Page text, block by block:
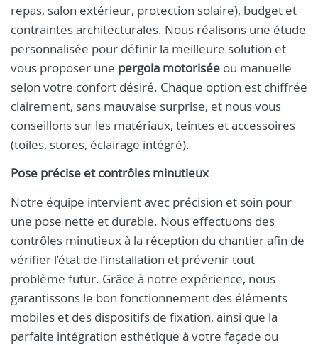
repas, salon extérieur, protection solaire), budget et
contraintes architecturales. Nous réalisons une étude
personnalisée pour définir la meilleure solution et
vous proposer une pergola motorisée ou manuelle
selon votre confort désiré. Chaque option est chiffrée
clairement, sans mauvaise surprise, et nous vous
conseillons sur les matériaux, teintes et accessoires
(toiles, stores, éclairage intégré).
Pose précise et contrôles minutieux
Notre équipe intervient avec précision et soin pour
une pose nette et durable. Nous effectuons des
contrôles minutieux à la réception du chantier afin de
vérifier l’état de l’installation et prévenir tout
problème futur. Grâce à notre expérience, nous
garantissons le bon fonctionnement des éléments
mobiles et des dispositifs de fixation, ainsi que la
parfaite intégration esthétique à votre façade ou